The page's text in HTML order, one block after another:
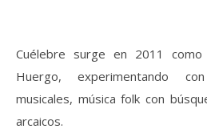
Cuélebre surge en 2011
Huergo, experimentando
musicales, música folk con
arcaicos.